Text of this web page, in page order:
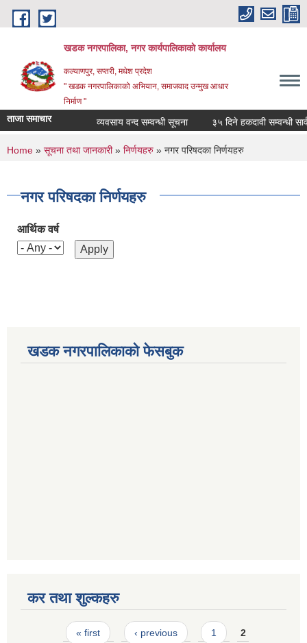
Skip to main content
खडक नगरपालिका, नगर कार्यपालिकाकाे कार्यालय
कल्याणपुर, सप्तरी, मधेश प्रदेश
" खडक नगरपालिकाको अभियान, समाजवाद उन्मुख आधार
निर्माण "
ताजा समाचार व्यवसाय वन्द सम्वन्धी सूचना ३५ दिने हकदावी सम्वन्धी
You are here
Home » सूचना तथा जानकारी» निर्णयहरु » नगर परिषदका निर्णयहरु
नगर परिषदका निर्णयहरु
आर्थिक वर्ष
खडक नगरपालिकाको फेसबुक
कर तथा शुल्कहरु
Pages« first ‹ previous 1 2